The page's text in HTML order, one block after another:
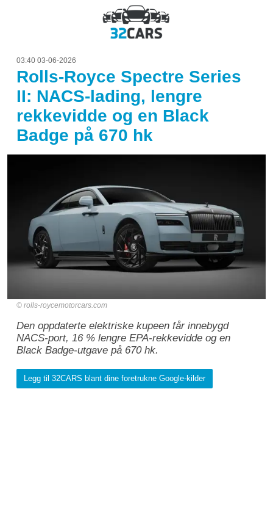
03:40 03-06-2026
Rolls-Royce Spectre Series
II: NACS-lading, lengre
rekkevidde og en Black
Badge på 670 hk
rolls-roycemotorcars.com
Den oppdaterte elektriske kupeen får innebygd
NACS-port, 16 % lengre EPA-rekkevidde og en
Black Badge-utgave på 670 hk.
Legg til 32CARS blant dine foretrukne Google-kilder